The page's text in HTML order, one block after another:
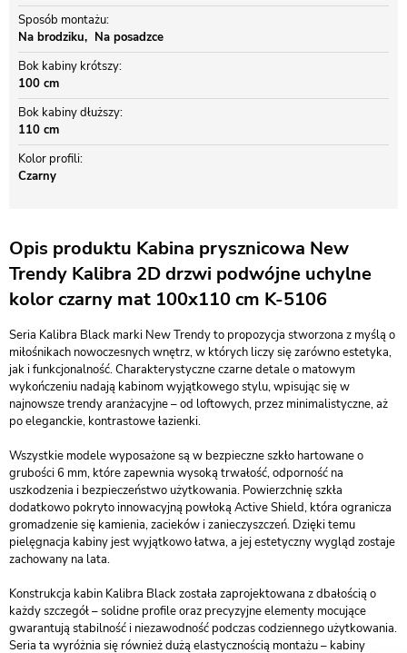
Sposób montażu
Na brodziku
Na posadzce
Bok kabiny krótszy
100 cm
Bok kabiny dłuższy
110 cm
Kolor profili
Czarny
Opis produktu Kabina prysznicowa New
Trendy Kalibra 2D drzwi podwójne uchylne
kolor czarny mat 100x110 cm K-5106
Seria Kalibra Black marki New Trendy to propozycja stworzona z myślą o
miłośnikach nowoczesnych wnętrz, w których liczy się zarówno estetyka,
jak i funkcjonalność. Charakterystyczne czarne detale o matowym
wykończeniu nadają kabinom wyjątkowego stylu, wpisując się w
najnowsze trendy aranżacyjne – od loftowych, przez minimalistyczne, aż
po eleganckie, kontrastowe łazienki.
Wszystkie modele wyposażone są w bezpieczne szkło hartowane o
grubości 6 mm, które zapewnia wysoką trwałość, odporność na
uszkodzenia i bezpieczeństwo użytkowania. Powierzchnię szkła
dodatkowo pokryto innowacyjną powłoką Active Shield, która ogranicza
gromadzenie się kamienia, zacieków i zanieczyszczeń. Dzięki temu
pielęgnacja kabiny jest wyjątkowo łatwa, a jej estetyczny wygląd zostaje
zachowany na lata.
Konstrukcja kabin Kalibra Black została zaprojektowana z dbałością o
każdy szczegół – solidne profile oraz precyzyjne elementy mocujące
gwarantują stabilność i niezawodność podczas codziennego użytkowania.
Seria ta wyróżnia się również dużą elastycznością montażu – kabiny